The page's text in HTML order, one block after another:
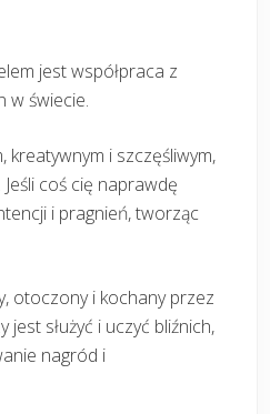
jest współpraca z
w świecie.
kreatywnym i szczęśliwym,
coś cię naprawdę
i pragnień, tworząc
otoczony i kochany przez
służyć i uczyć bliźnich,
nagród i